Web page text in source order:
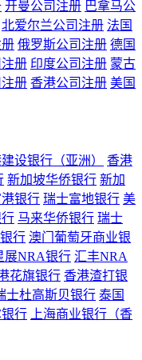
开曼公司注册 巴拿马公
北爱尔兰公司注册 法国
俄罗斯公司注册 德国
册 印度公司注册 蒙古
册 香港公司注册 美国
设银行（亚洲）
香港
新加坡华侨银行 新加
银行 瑞士富地银行 美
马来华侨银行 瑞士
行 澳门葡萄牙商业银
展NRA银行 汇丰NRA
花旗银行 香港渣打银
士杜高斯贝银行 泰国
行
上海商业银行（香